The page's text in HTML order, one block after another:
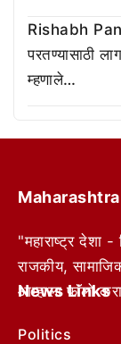
Rishabh
परतण्यासाठी
म्हणाले…
"महाराष्ट्र देशा -
राजकीय,
आम्हाला फॉलो
News Links
Politics